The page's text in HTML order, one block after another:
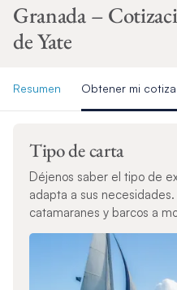
Granada –
de Yate
Resumen Obtener mi
Tipo de carta
Déjenos saber el tipo de
adapta a sus
catamaranes y barcos a